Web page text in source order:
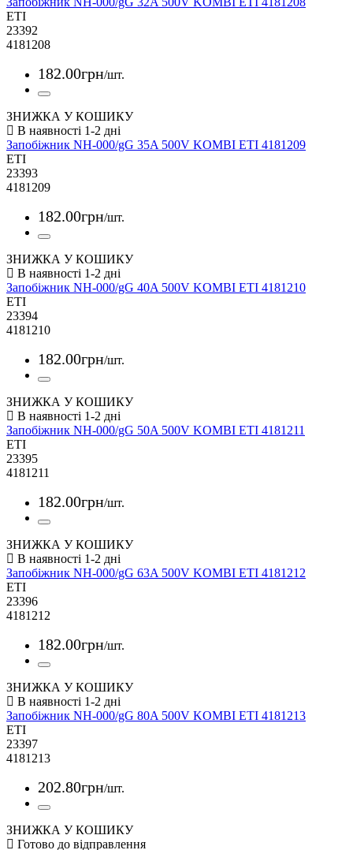
ETI
23392
4181208
182.00грн/шт.
ЗНИЖКА У КОШИКУ
Запобіжник NH-000/gG 35A 500V KOMBI ETI 4181209
ETI
23393
4181209
182.00грн/шт.
ЗНИЖКА У КОШИКУ
Запобіжник NH-000/gG 40A 500V KOMBI ETI 4181210
ETI
23394
4181210
182.00грн/шт.
ЗНИЖКА У КОШИКУ
Запобіжник NH-000/gG 50A 500V KOMBI ETI 4181211
ETI
23395
4181211
182.00грн/шт.
ЗНИЖКА У КОШИКУ
Запобіжник NH-000/gG 63A 500V KOMBI ETI 4181212
ETI
23396
4181212
182.00грн/шт.
ЗНИЖКА У КОШИКУ
Запобіжник NH-000/gG 80A 500V KOMBI ETI 4181213
ETI
23397
4181213
202.80грн/шт.
ЗНИЖКА У КОШИКУ